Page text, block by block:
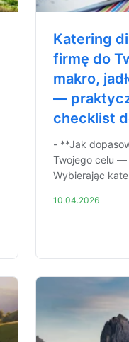
Katering
firmę do
makro,
—
checklist
- **Jak
Twojego celu —
Wybierając
10.04.2026